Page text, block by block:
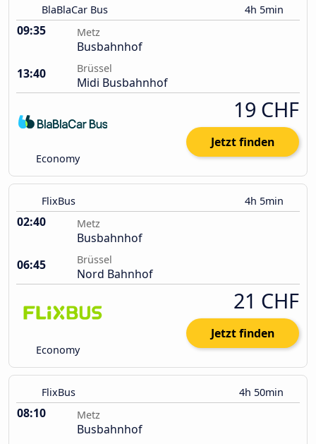
BlaBlaCar Bus 4h 5min
09:35 Metz
Busbahnhof
13:40
Brüssel
Midi Busbahnhof
Economy
19 CHF
Jetzt finden
FlixBus 4h 5min
02:40 Metz
Busbahnhof
06:45
Brüssel
Nord Bahnhof
Economy
21 CHF
Jetzt finden
FlixBus 4h 50min
08:10 Metz
Busbahnhof